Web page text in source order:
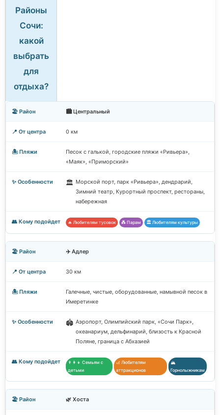
Районы
Сочи:
какой
выбрать
для
отдыха?
🏙️ Центральный
0 км
Песок с галькой, городские пляжи «Ривьера»,
«Маяк», «Приморский»
🏛️ Морской порт, парк «Ривьера», дендрарий,
Зимний театр, Курортный проспект, рестораны,
набережная
🔥 Любителям тусовок 💑 Парам 🏛️ Любителям культуры
✈️ Адлер
30 км
Галечные, чистые, оборудованные, намывной песок в
Имеретинке
🏟️ Аэропорт, Олимпийский парк, «Сочи Парк»,
океанариум, дельфинарий, близость к Красной
Поляне, граница с Абхазией
👨‍👩‍👧 Семьям с
детьми
🎢 Любителям
аттракционов
🏔️
Горнолыжникам
🌿 Хоста